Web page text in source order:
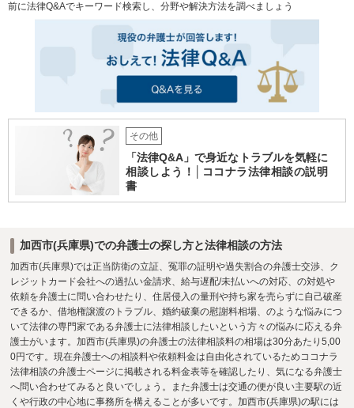
前に法律Q&Aでキーワード検索し、分野や解決方法を調べましょう
その他
「法律Q&A」で身近なトラブルを気軽に
相談しよう！│ココナラ法律相談の説明
書
加西市(兵庫県)での弁護士の探し方と法律相談の方法
加西市(兵庫県)では正当防衛の立証、冤罪の証明や過失割合の弁護士交渉、ク
レジットカード会社への過払い金請求、給与遅配/未払いへの対応、の対処や
依頼を弁護士に問い合わせたり、住居侵入の量刑や持ち家を売らずに自己破産
できるか、借地権譲渡のトラブル、婚約破棄の慰謝料相場、のような悩みにつ
いて法律の専門家である弁護士に法律相談したいという方々の悩みに応える弁
護士がいます。加西市(兵庫県)の弁護士の法律相談料の相場は30分あたり5,00
0円です。現在弁護士への相談料や依頼料金は自由化されているためココナラ
法律相談の弁護士ページに掲載される料金表等を確認したり、気になる弁護士
へ問い合わせてみると良いでしょう。また弁護士は交通の便が良い主要駅の近
くや行政の中心地に事務所を構えることが多いです。加西市(兵庫県)の駅には